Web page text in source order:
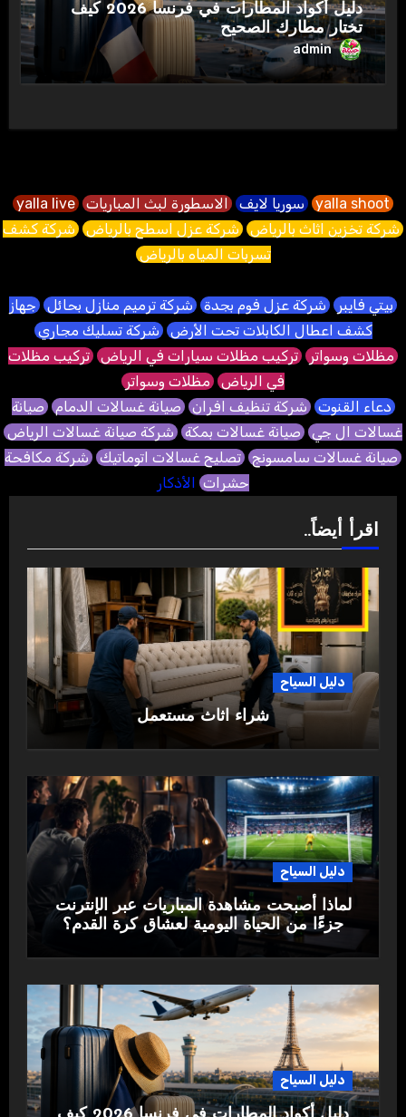
دليل أكواد المطارات في فرنسا 2026 كيف
تختار مطارك الصحيح
admin
yalla shoot سوريا لايف الاسطورة لبث المباريات yalla live
شركة تخزين اثاث بالرياض شركة عزل اسطح بالرياض شركة كشف
تسربات المياه بالرياض
بيتي فايبر شركة عزل فوم بجدة شركة ترميم منازل بحائل جهاز
كشف اعطال الكابلات تحت الأرض شركة تسليك مجاري
مظلات وسواتر تركيب مظلات سيارات في الرياض تركيب مظلات
في الرياض مظلات وسواتر
دعاء القنوت شركة تنظيف افران صيانة غسالات الدمام صيانة
غسالات ال جي صيانة غسالات بمكة شركة صيانة غسالات الرياض
صيانة غسالات سامسونج تصليح غسالات اتوماتيك شركة مكافحة
حشرات الأذكار
اقرأ أيضاً..
دليل السياح
شراء اثاث مستعمل
دليل السياح
لماذا أصبحت مشاهدة المباريات عبر الإنترنت
جزءًا من الحياة اليومية لعشاق كرة القدم؟
دليل السياح